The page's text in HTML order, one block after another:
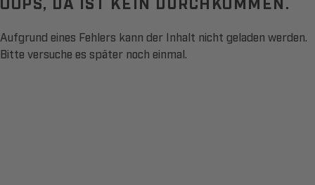
Aufgrund eines Fehlers kann der Inhalt nicht geladen werden.
Bitte versuche es später noch einmal.